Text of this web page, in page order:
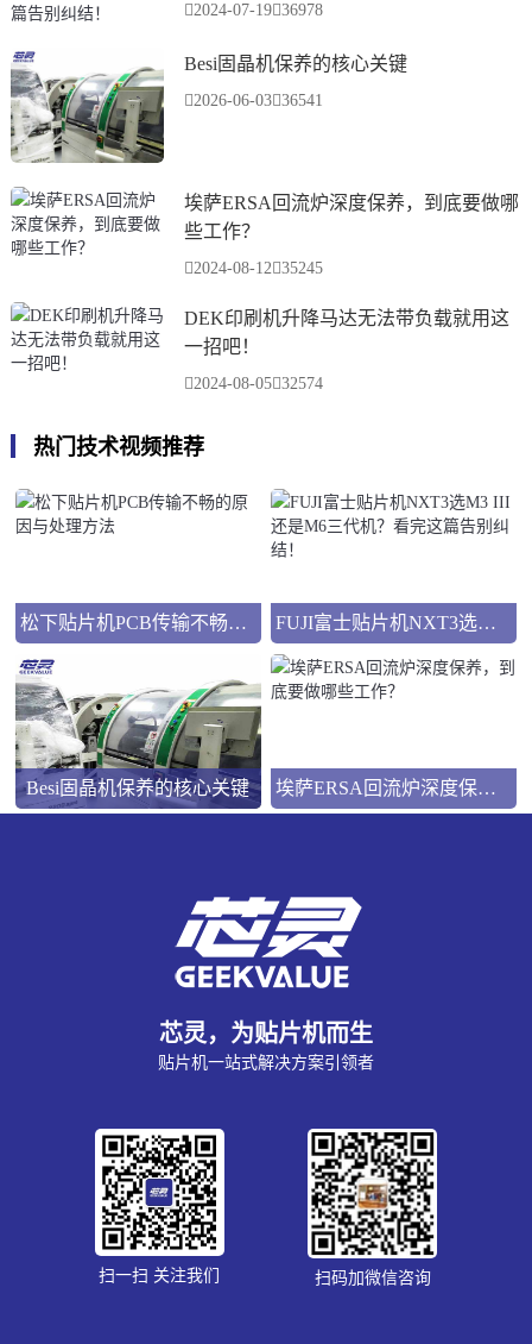
2024-07-19 36978
Besi固晶机保养的核心关键
2026-06-03 36541
埃萨ERSA回流炉深度保养，到底要做哪
些工作？
2024-08-12 35245
DEK印刷机升降马达无法带负载就用这
一招吧！
2024-08-05 32574
热门技术视频推荐
松下贴片机PCB传输不畅的原因与处理方法 FUJI富士贴片机NXT3选M3 III还是M6三代机？看完这篇告别纠结！
Besi固晶机保养的核心关键 埃萨ERSA回流炉深度保养，到底要做哪些工作？
芯灵，为贴片机而生
贴片机一站式解决方案引领者
扫一扫 关注我们 扫码加微信咨询